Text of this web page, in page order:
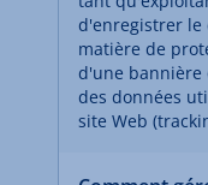
d'enregistrer le
matière de
d'une bannière
des données
site Web